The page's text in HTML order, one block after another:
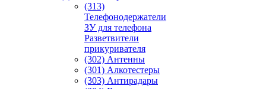
(313)
Телефонодержатели
ЗУ для телефона
Разветвители
прикуривателя
(302) Антенны
(301) Алкотестеры
(303) Антирадары